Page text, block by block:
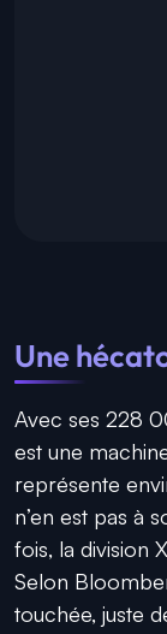
Une
Avec ses 228
est une
représente
n’en est pas à
fois, la division
Selon
touchée, juste